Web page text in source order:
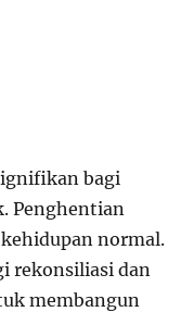
bagi
Penghentian
normal.
rekonsiliasi dan
membangun